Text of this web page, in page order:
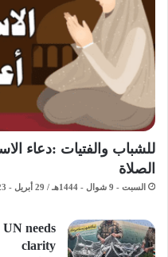
للشباب والفتيات :دعاء
الصلاة
السبت - 9 شوال - 1444هـ / 29 أبريل - 2023م / 8:02 مساءً
needs
clarity